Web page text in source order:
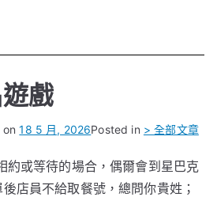
戲
on18 5 月, 2026Posted in > 全部文章
約或等待的場合，偶爾會到星巴克
店員不給取餐號，總問你貴姓；